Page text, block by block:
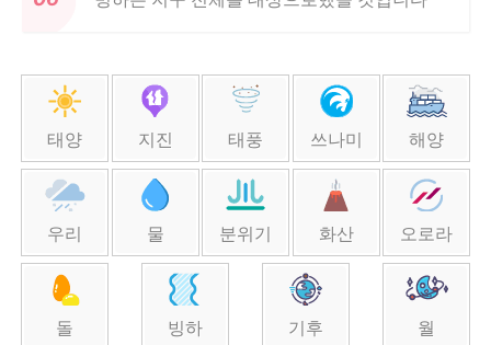
태양 지진 태풍 쓰나미 해양
우리 물 분위기 화산 오로라
돌 빙하 기후 월